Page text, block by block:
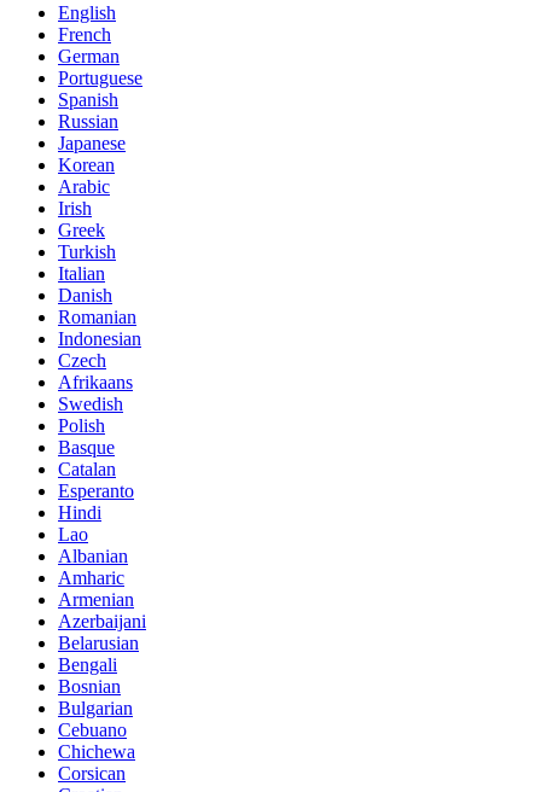
English
French
German
Portuguese
Spanish
Russian
Japanese
Korean
Arabic
Irish
Greek
Turkish
Italian
Danish
Romanian
Indonesian
Czech
Afrikaans
Swedish
Polish
Basque
Catalan
Esperanto
Hindi
Lao
Albanian
Amharic
Armenian
Azerbaijani
Belarusian
Bengali
Bosnian
Bulgarian
Cebuano
Chichewa
Corsican